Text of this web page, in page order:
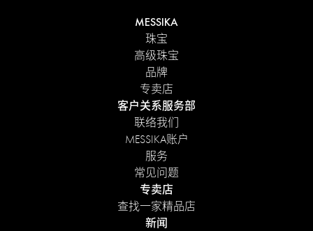
MESSIKA
珠宝
高级珠宝
品牌
专卖店
客户关系服务部
联络我们
MESSIKA账户
服务
常见问题
专卖店
查找一家精品店
新闻